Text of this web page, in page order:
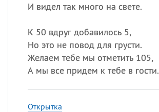
И видел так много на свете.
К 50 вдруг добавилось 5,
Но это не повод для грусти.
Желаем тебе мы отметить 105,
А мы все придем к тебе в гости.
Открытка